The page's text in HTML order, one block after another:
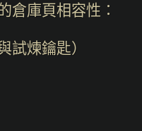
倉庫頁相容性：
試煉鑰匙）